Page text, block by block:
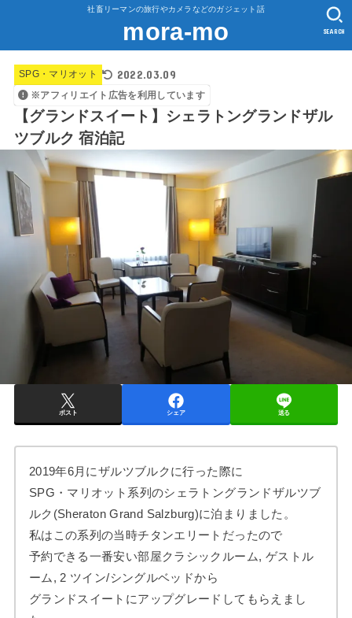
社畜リーマンの旅行やカメラなどのガジェット話
mora-mo SEARCH
SPG・マリオット 2022.03.09
※アフィリエイト広告を利用しています
【グランドスイート】シェラトングランドザル
ツブルク 宿泊記
ポスト シェア 送る
2019年6月にザルツブルクに行った際に
SPG・マリオット系列のシェラトングランドザルツブ
ルク(Sheraton Grand Salzburg)に泊まりました。
私はこの系列の当時チタンエリートだったので
予約できる一番安い部屋クラシックルーム, ゲストル
ーム, 2 ツイン/シングルベッドから
グランドスイートにアップグレードしてもらえまし